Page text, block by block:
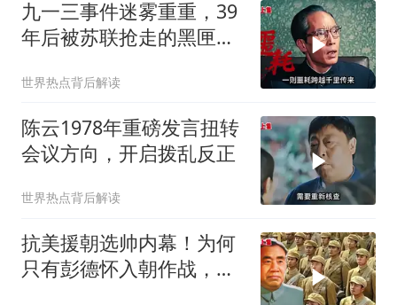
九一三事件迷雾重重，39
年后被苏联抢走的黑匣子
世界热点背后解读
陈云1978年重磅发言扭转
会议方向，开启拨乱反正
世界热点背后解读
抗美援朝选帅内幕！为何
只有彭德怀入朝作战，其